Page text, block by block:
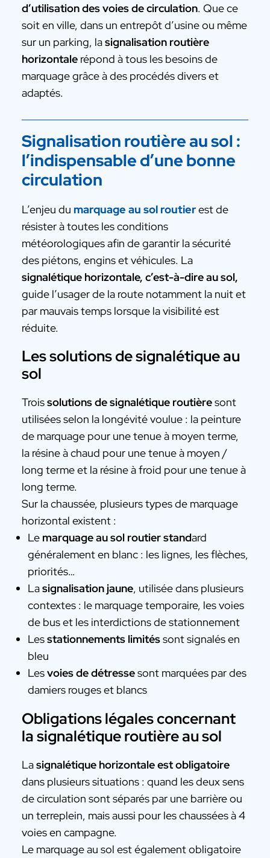
d’utilisation des voies de circulation. Que ce
soit en ville, dans un entrepôt d’usine ou même
sur un parking, lasignalisation routière
horizontalerépond à tous les besoins de
marquage grâce à des procédés divers et
adaptés.
Signalisation routière au sol :
l’indispensable d’une bonne
circulation
L’enjeu du marquage au sol routierest de
résister à toutes les conditions
météorologiques afin de garantir la sécurité
des piétons, engins et véhicules. La
signalétique horizontale, c’est-à-dire au sol,
guide l’usager de la route notamment la nuit et
par mauvais temps lorsque la visibilité est
réduite.
Les solutions de signalétique au
sol
Troissolutions de signalétique routièresont
utilisées selon la longévité voulue : la peinture
de marquage pour une tenue à moyen terme,
la résine à chaud pour une tenue à moyen /
long terme et la résine à froid pour une tenue à
long terme.
Sur la chaussée, plusieurs types de marquage
horizontal existent :
Le marquage au sol routier standard
généralement en blanc : les lignes, les flèches,
priorités…
Lasignalisation jaune, utilisée dans plusieurs
contextes : le marquage temporaire, les voies
de bus et les interdictions de stationnement
Lesstationnements limitéssont signalés en
bleu
Lesvoies de détressesont marquées par des
damiers rouges et blancs
Obligations légales concernant
la signalétique routière au sol
Lasignalétique horizontale est obligatoire
dans plusieurs situations : quand les deux sens
de circulation sont séparés par une barrière ou
un terreplein, mais aussi pour les chaussées à 4
voies en campagne.
Le marquage au sol est également obligatoire